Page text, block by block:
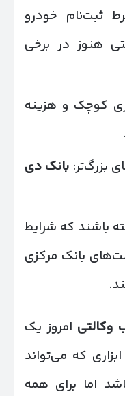
ثبت‌نام خودرو
هنوز در برخی
کوچک و هزینه
.
بزرگ‌تر: بانک دی
باشند که شرایط
بانک مرکزی
وکالتی امروز یک
که می‌تواند
اما برای همه